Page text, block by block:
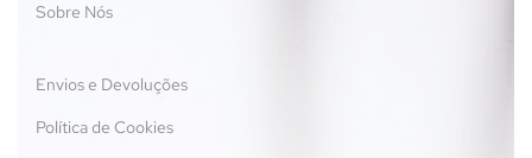
Sobre Nós
Envios e Devoluções
Política de Cookies